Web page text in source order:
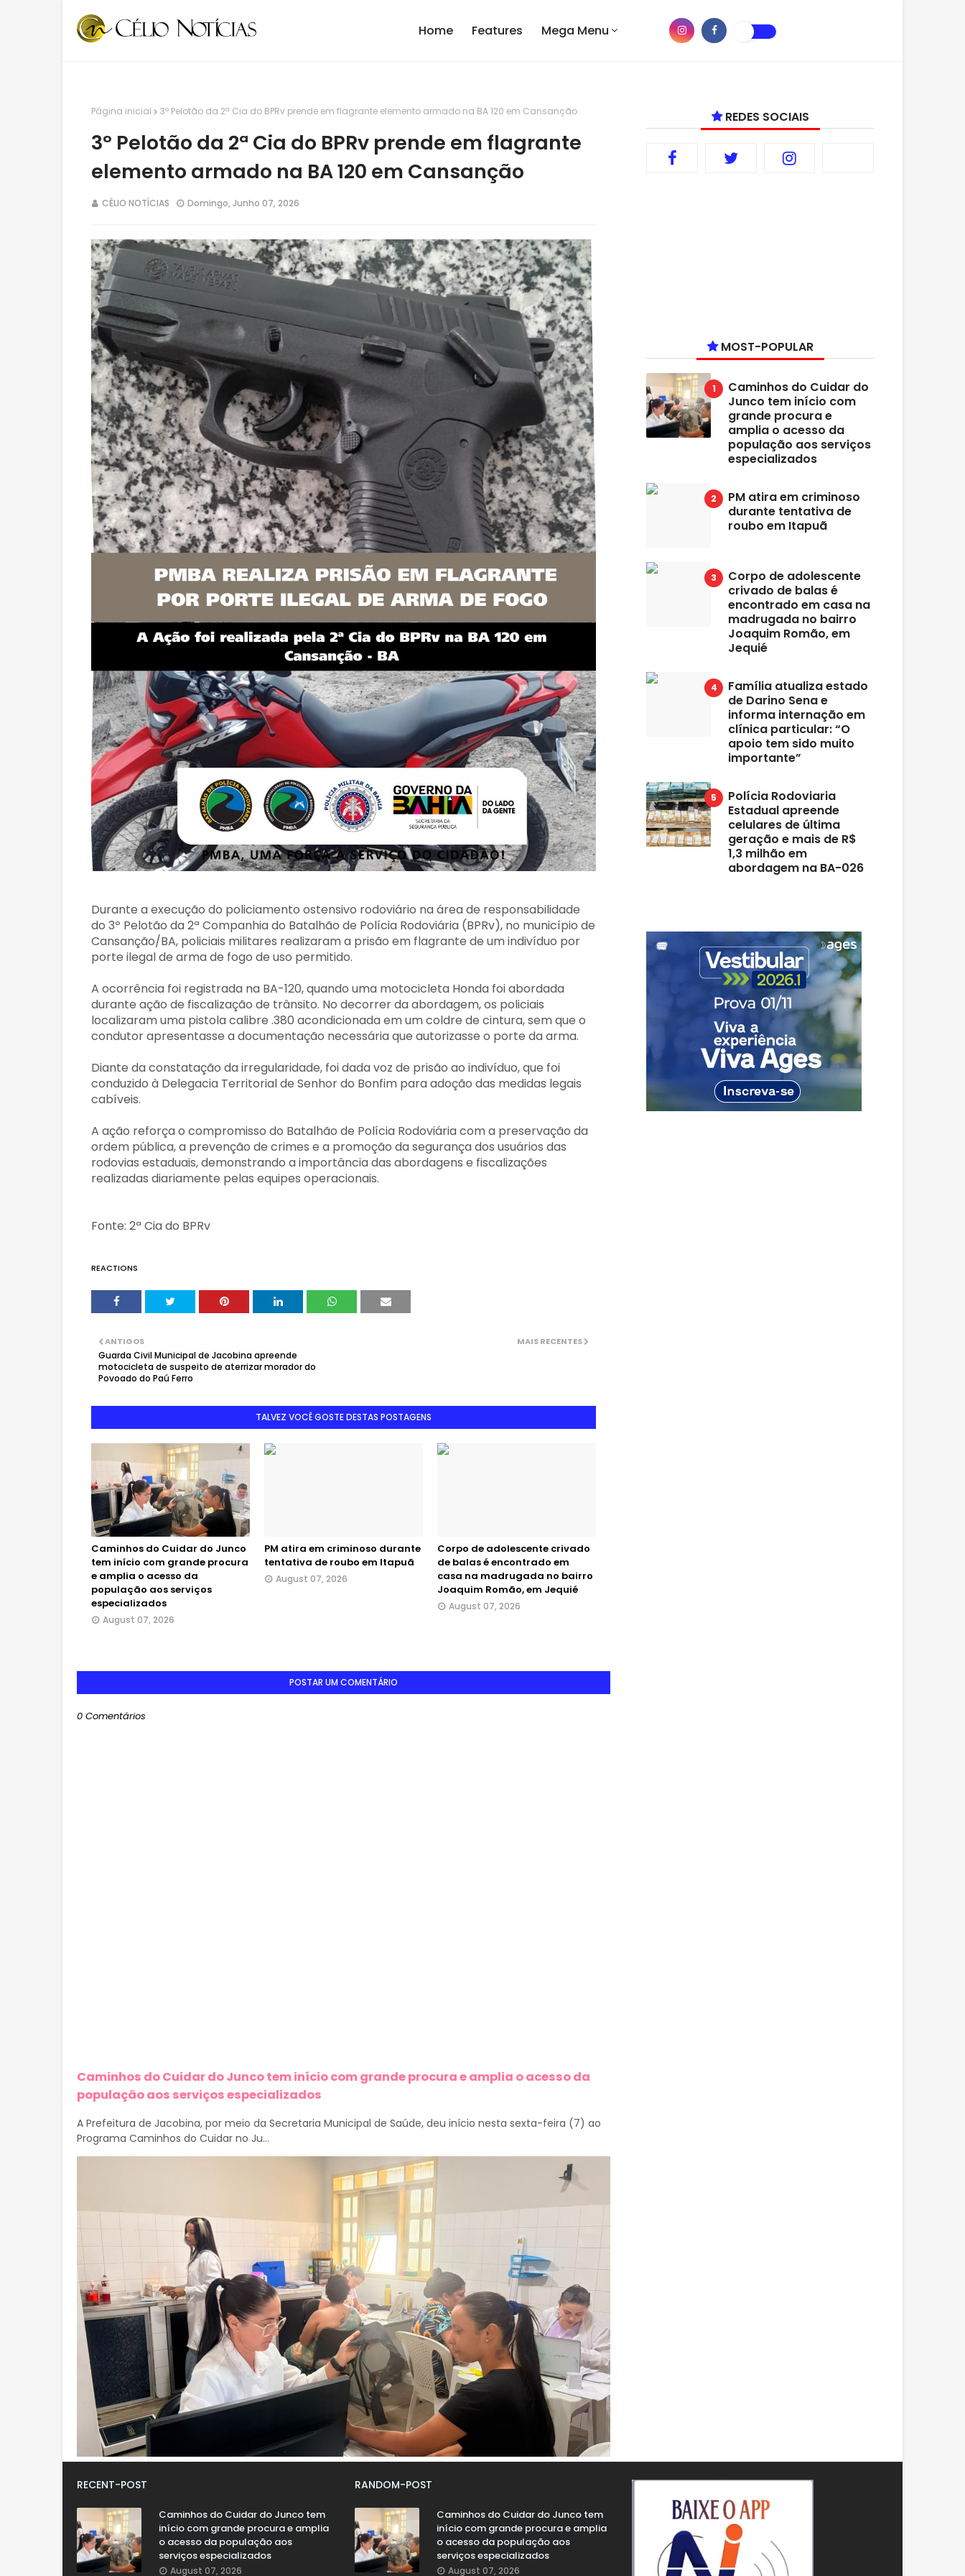
Home Features Mega Menu
Página inicial 3º Pelotão da 2ª Cia do BPRv prende em flagrante elemento armado na BA 120 em Cansanção
3º Pelotão da 2ª Cia do BPRv prende em flagrante
elemento armado na BA 120 em Cansanção
CÉLIO NOTÍCIAS Domingo, Junho 07, 2026
Durante a execução do policiamento ostensivo rodoviário na área de responsabilidade
do 3º Pelotão da 2ª Companhia do Batalhão de Polícia Rodoviária (BPRv), no município de
Cansanção/BA, policiais militares realizaram a prisão em flagrante de um indivíduo por
porte ilegal de arma de fogo de uso permitido.
A ocorrência foi registrada na BA-120, quando uma motocicleta Honda foi abordada
durante ação de fiscalização de trânsito. No decorrer da abordagem, os policiais
localizaram uma pistola calibre .380 acondicionada em um coldre de cintura, sem que o
condutor apresentasse a documentação necessária que autorizasse o porte da arma.
Diante da constatação da irregularidade, foi dada voz de prisão ao indivíduo, que foi
conduzido à Delegacia Territorial de Senhor do Bonfim para adoção das medidas legais
cabíveis.
A ação reforça o compromisso do Batalhão de Polícia Rodoviária com a preservação da
ordem pública, a prevenção de crimes e a promoção da segurança dos usuários das
rodovias estaduais, demonstrando a importância das abordagens e fiscalizações
realizadas diariamente pelas equipes operacionais.
Fonte: 2ª Cia do BPRv
REACTIONS
MAIS RECENTES
ANTIGOS
Guarda Civil Municipal de Jacobina apreende
motocicleta de suspeito de aterrizar morador do
Povoado do Paú Ferro
TALVEZ VOCÊ GOSTE DESTAS POSTAGENS
Caminhos do Cuidar do Junco
tem início com grande procura
e amplia o acesso da
população aos serviços
especializados
August 07, 2026
PM atira em criminoso durante
tentativa de roubo em Itapuã
August 07, 2026
Corpo de adolescente crivado
de balas é encontrado em
casa na madrugada no bairro
Joaquim Romão, em Jequié
August 07, 2026
POSTAR UM COMENTÁRIO
0 Comentários
Caminhos do Cuidar do Junco tem início com grande procura e amplia o acesso da
população aos serviços especializados
A Prefeitura de Jacobina, por meio da Secretaria Municipal de Saúde, deu início nesta sexta-feira (7) ao
Programa Caminhos do Cuidar no Ju...
REDES SOCIAIS
MOST-POPULAR
Caminhos do Cuidar do
Junco tem início com
grande procura e
amplia o acesso da
população aos serviços
especializados
PM atira em criminoso
durante tentativa de
roubo em Itapuã
Corpo de adolescente
crivado de balas é
encontrado em casa na
madrugada no bairro
Joaquim Romão, em
Jequié
Família atualiza estado
de Darino Sena e
informa internação em
clínica particular: “O
apoio tem sido muito
importante”
Polícia Rodoviaria
Estadual apreende
celulares de última
geração e mais de R$
1,3 milhão em
abordagem na BA-026
RECENT-POST
Caminhos do Cuidar do Junco tem
início com grande procura e amplia
o acesso da população aos
serviços especializados
August 07, 2026
RANDOM-POST
Caminhos do Cuidar do Junco tem
início com grande procura e amplia
o acesso da população aos
serviços especializados
August 07, 2026